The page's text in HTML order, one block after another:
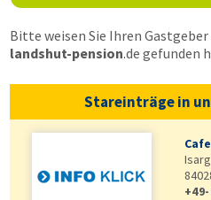
Bitte weisen Sie Ihren
landshut-pension.de gefunden
Stareinträge in